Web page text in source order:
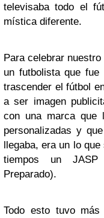
televisaba todo el
mística diferente.
Para celebrar
un futbolista que
trascender el fútbol
a ser imagen
con una marca que
personalizadas y
llegaba, era un lo
tiempos un JASP
Preparado).
Todo esto tuvo